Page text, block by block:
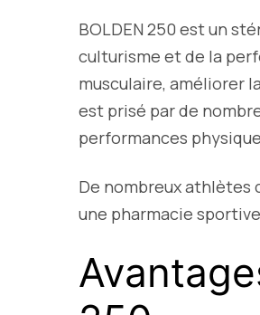
BOLDEN 250 est un
culturisme et de la
musculaire, améliorer
est prisé par de
performances
De nombreux athlètes
une pharmacie